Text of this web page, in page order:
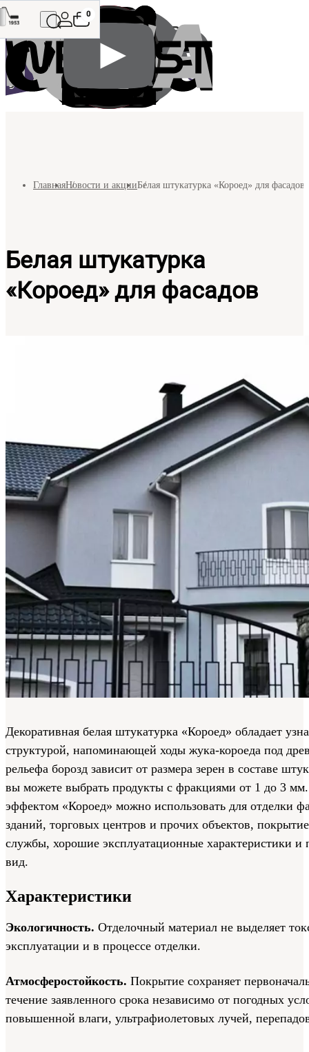
0
ГлавнаяНовости и акцииБелая штукатурка «Короед» для фасадов
Белая штукатурка
«Короед» для фасадов
Декоративная белая штукатурка «Короед» обладает
структурой, напоминающей ходы жука-короеда под
рельефа борозд зависит от размера зерен в составе
вы можете выбрать продукты с фракциями от 1 до 3
эффектом «Короед» можно использовать для отделки
зданий, торговых центров и прочих объектов,
службы, хорошие эксплуатационные характеристики
вид.
Характеристики
Экологичность. Отделочный материал не выделяет
эксплуатации и в процессе отделки.
Атмосферостойкость. Покрытие сохраняет
течение заявленного срока независимо от погодных
повышенной влаги, ультрафиолетовых лучей,